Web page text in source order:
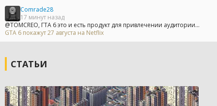
Comrade28
17 минут назад
@TOMCREO, ГТА 6 это и есть продукт для привлечении аудитории...
GTA 6 покажут 27 августа на Netflix
СТАТЬИ